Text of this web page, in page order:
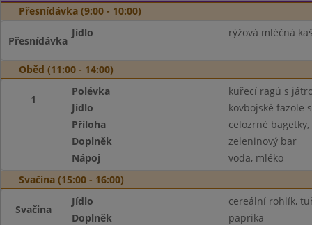
Přesnídávka (9:00 - 10:00)
Přesnídávka
Jídlo rýžová mléčná
Oběd (11:00 - 14:00)
1
Polévka
kuřecí ragú s
Jídlo
kovbojské fazole
Příloha
celozrné
Doplněk
zeleninový bar
Nápoj
voda, mléko
Svačina (15:00 - 16:00)
Svačina
Jídlo
cereální rohlík,
Doplněk
paprika